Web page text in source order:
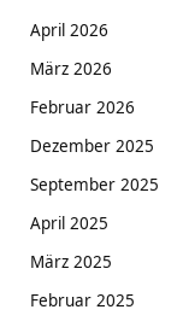
April 2026
März 2026
Februar 2026
Dezember 2025
September 2025
April 2025
März 2025
Februar 2025